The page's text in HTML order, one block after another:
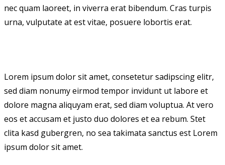
nec quam laoreet, in viverra erat bibendum. Cras turpis
urna, vulputate at est vitae, posuere lobortis erat.
Lorem ipsum dolor sit amet, consetetur sadipscing elitr,
sed diam nonumy eirmod tempor invidunt ut labore et
dolore magna aliquyam erat, sed diam voluptua. At vero
eos et accusam et justo duo dolores et ea rebum. Stet
clita kasd gubergren, no sea takimata sanctus est Lorem
ipsum dolor sit amet.